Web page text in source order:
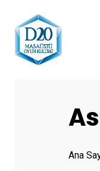
content
Hit enter
Ana